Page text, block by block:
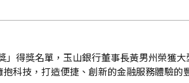
得獎名單，玉山銀行董事長黃男州榮獲
科技，打造便捷、創新的金融服務體驗的